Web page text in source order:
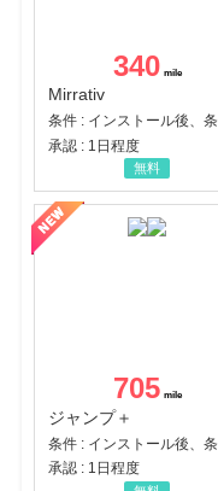
340
Mirrativ
承認 : 1日程度
無料
705
ジャンプ＋
承認 : 1日程度